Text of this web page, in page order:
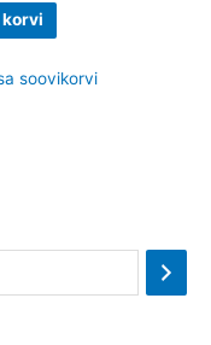
korvi
soovikorvi